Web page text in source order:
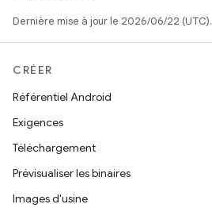
Dernière mise à jour le 2026/06/22 (UTC).
CRÉER
Référentiel Android
Exigences
Téléchargement
Prévisualiser les binaires
Images d'usine